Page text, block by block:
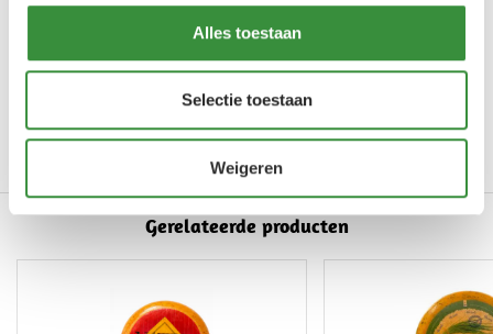
Alles toestaan
Selectie toestaan
Weigeren
Art.nr. 0073-1001H
Gerelateerde producten